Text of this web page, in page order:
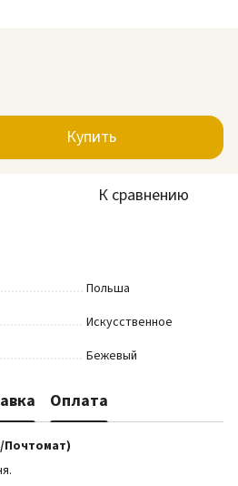
Купить
К сравнению
Польша
Искусственное
Бежевый
Оплата
Почтомат)